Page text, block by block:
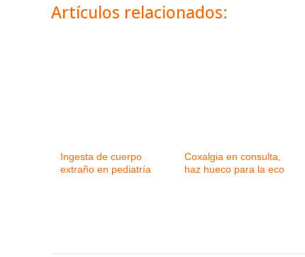
Artículos relacionados:
Ingesta de cuerpo
extraño en pediatría
Coxalgia en consulta,
haz hueco para la eco